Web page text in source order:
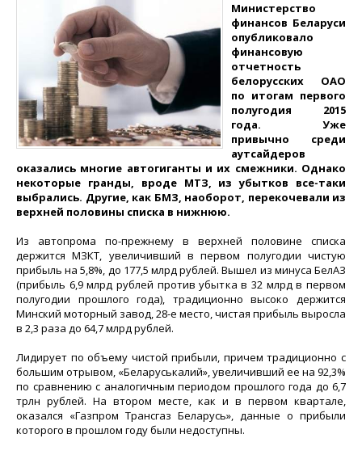
Министерство
финансов Беларуси
опубликовало
финансовую
отчетность
белорусских ОАО
по итогам первого
полугодия 2015
года. Уже
привычно среди
аутсайдеров
оказались многие автогиганты и их смежники. Однако
некоторые гранды, вроде МТЗ, из убытков все-таки
выбрались. Другие, как БМЗ, наоборот, перекочевали из
верхней половины списка в нижнюю.
Из автопрома по-прежнему в верхней половине списка
держится МЗКТ, увеличивший в первом полугодии чистую
прибыль на 5,8%, до 177,5 млрд рублей. Вышел из минуса БелАЗ
(прибыль 6,9 млрд рублей против убытка в 32 млрд в первом
полугодии прошлого года), традиционно высоко держится
Минский моторный завод, 28-е место, чистая прибыль выросла
в 2,3 раза до 64,7 млрд рублей.
Лидирует по объему чистой прибыли, причем традиционно с
большим отрывом, «Беларуськалий», увеличивший ее на 92,3%
по сравнению с аналогичным периодом прошлого года до 6,7
трлн рублей. На втором месте, как и в первом квартале,
оказался «Газпром Трансгаз Беларусь», данные о прибыли
которого в прошлом году были недоступны.